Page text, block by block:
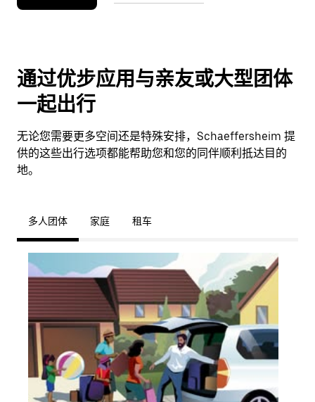
通过优步应用与亲友或大型团体
一起出行
无论您需要更多空间还是特殊安排，Schaeffersheim 提
供的这些出行选项都能帮助您和您的同伴顺利抵达目的
地。
多人团体 家庭 租车